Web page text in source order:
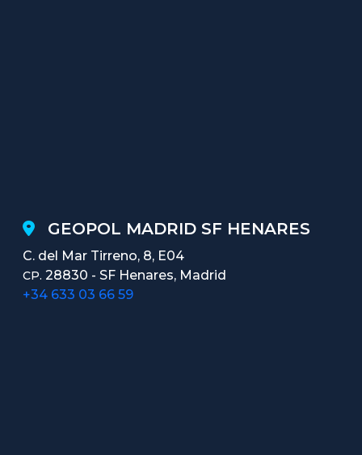
GEOPOL MADRID SF HENARES
C. del Mar Tirreno, 8, E04
CP. 28830 - SF Henares, Madrid
+34 633 03 66 59